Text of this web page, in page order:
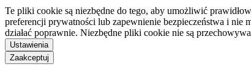
Te pliki cookie są niezbędne do tego, aby umożliwić
preferencji prywatności lub zapewnienie bezpieczeństwa i nie
działać poprawnie. Niezbędne pliki cookie nie są
Ustawienia
Zaakceptuj